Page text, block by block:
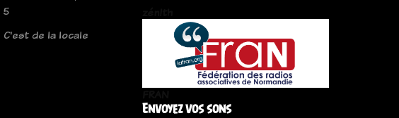
5
C'est de la locale
Envoyez vos sons